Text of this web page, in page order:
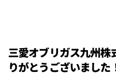
三愛オブリガス九州株
りがとうございました